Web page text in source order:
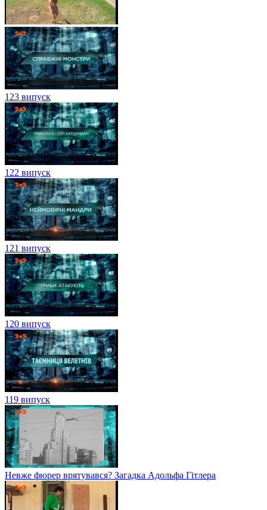
123 випуск
122 випуск
121 випуск
120 випуск
119 випуск
Невже фюрер врятувався? Загадка Адольфа Гітлера